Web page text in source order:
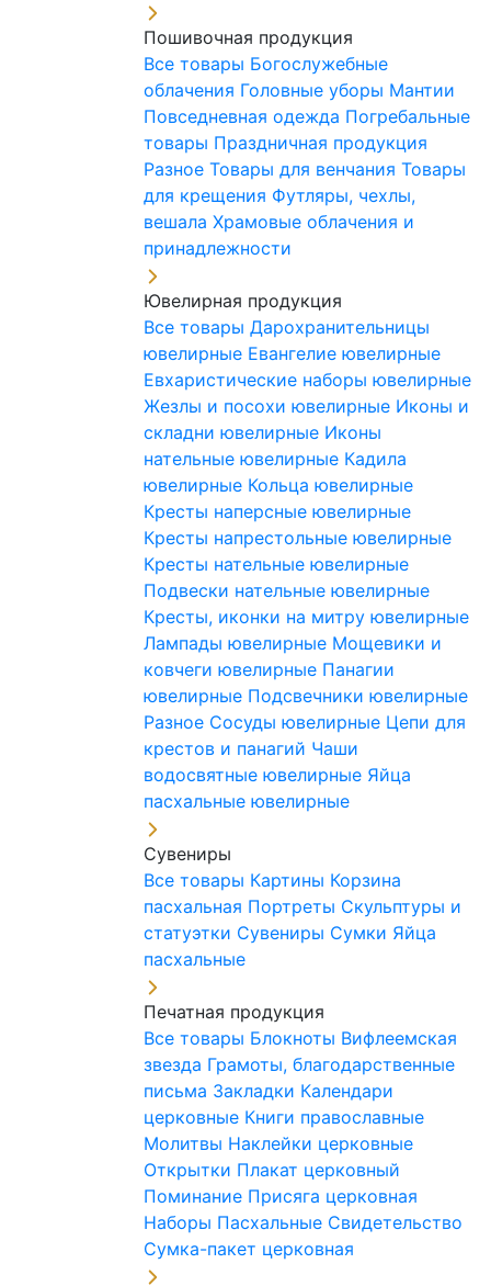
Пошивочная продукция
Все товары Богослужебные
облачения Головные уборы Мантии
Повседневная одежда Погребальные
товары Праздничная продукция
Разное Товары для венчания Товары
для крещения Футляры, чехлы,
вешала Храмовые облачения и
принадлежности
Ювелирная продукция
Все товары Дарохранительницы
ювелирные Евангелие ювелирные
Евхаристические наборы ювелирные
Жезлы и посохи ювелирные Иконы и
складни ювелирные Иконы
нательные ювелирные Кадила
ювелирные Кольца ювелирные
Кресты наперсные ювелирные
Кресты напрестольные ювелирные
Кресты нательные ювелирные
Подвески нательные ювелирные
Кресты, иконки на митру ювелирные
Лампады ювелирные Мощевики и
ковчеги ювелирные Панагии
ювелирные Подсвечники ювелирные
Разное Сосуды ювелирные Цепи для
крестов и панагий Чаши
водосвятные ювелирные Яйца
пасхальные ювелирные
Сувениры
Все товары Картины Корзина
пасхальная Портреты Скульптуры и
статуэтки Сувениры Сумки Яйца
пасхальные
Печатная продукция
Все товары Блокноты Вифлеемская
звезда Грамоты, благодарственные
письма Закладки Календари
церковные Книги православные
Молитвы Наклейки церковные
Открытки Плакат церковный
Поминание Присяга церковная
Наборы Пасхальные Свидетельство
Сумка-пакет церковная